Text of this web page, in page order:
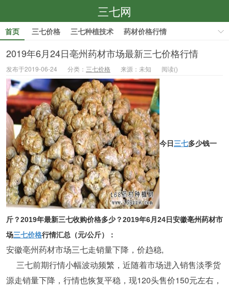
三七网
首页 三七价格 三七种植技术
药材价格行情
药材种植技术
2019年6月24日亳州药材市场最新三七价格行情
发布于2019-06-24 分类： 三七价格 来源：未知 阅读()
今日 三七多少钱一
斤？2019年最新三七收购价格多少？2019年6月24日安徽亳州药材市
场三七价格行情汇总（元/公斤）：
安徽亳州药材市场三七走销量下降，价趋稳,
三七前期行情小幅波动频繁，近随着市场进入销售淡季货
源走销量下降，行情也恢复平稳，现120头售价150元左右，